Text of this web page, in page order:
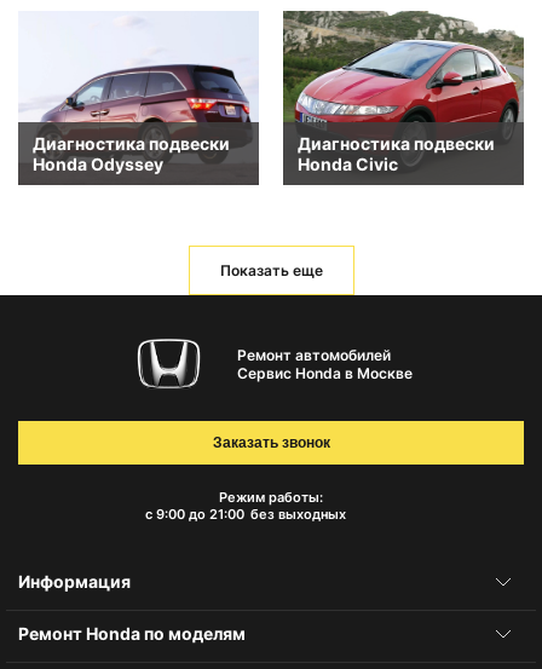
Диагностика подвески
Honda Odyssey
Диагностика подвески
Honda Civic
Показать еще
Ремонт автомобилей
Сервис Honda в Москве
Режим работы:
с 9:00 до 21:00 без выходных
Заказать звонок
Информация
Ремонт Honda по моделям